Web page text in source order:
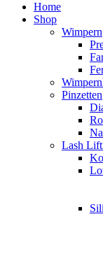
Home
Shop
Wimpern
Pinzetten
Lash